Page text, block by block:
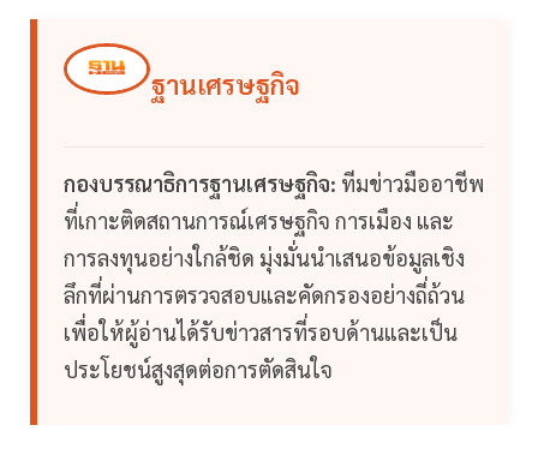
ฐานเศรษฐกิจ
กองบรรณาธิการฐานเศรษฐกิจ: ทีมข่าวมืออาชีพ
ที่เกาะติดสถานการณ์เศรษฐกิจ การเมือง และ
การลงทุนอย่างใกล้ชิด มุ่งมั่นนำเสนอข้อมูลเชิง
ลึกที่ผ่านการตรวจสอบและคัดกรองอย่างถี่ถ้วน
เพื่อให้ผู้อ่านได้รับข่าวสารที่รอบด้านและเป็น
ประโยชน์สูงสุดต่อการตัดสินใจ